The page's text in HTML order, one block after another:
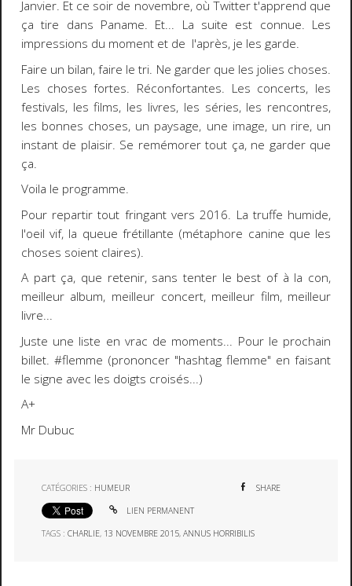
Janvier. Et ce soir de novembre, où Twitter t'apprend que
ça tire dans Paname. Et... La suite est connue. Les
impressions du moment et de l'après, je les garde.
Faire un bilan, faire le tri. Ne garder que les jolies choses.
Les choses fortes. Réconfortantes. Les concerts, les
festivals, les films, les livres, les séries, les rencontres,
les bonnes choses, un paysage, une image, un rire, un
instant de plaisir. Se remémorer tout ça, ne garder que
ça.
Voila le programme.
Pour repartir tout fringant vers 2016. La truffe humide,
l'oeil vif, la queue frétillante (métaphore canine que les
choses soient claires).
A part ça, que retenir, sans tenter le best of à la con,
meilleur album, meilleur concert, meilleur film, meilleur
livre...
Juste une liste en vrac de moments... Pour le prochain
billet. #flemme (prononcer "hashtag flemme" en faisant
le signe avec les doigts croisés...)
A+
Mr Dubuc
CATÉGORIES : HUMEUR SHARE
LIEN PERMANENT
TAGS :CHARLIE, 13 NOVEMBRE 2015,ANNUS HORRIBILIS